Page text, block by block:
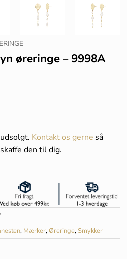
øreringe – 9998A
Kontakt os gerne så
den til dig.
, Mærker,Øreringe, Smykker